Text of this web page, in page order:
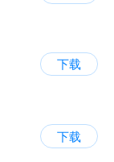
下载
下载